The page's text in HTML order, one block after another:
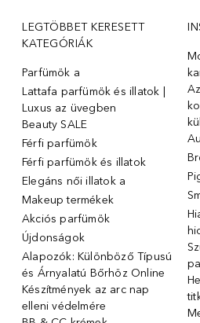
LEGTÖBBET KERESETT
KATEGÓRIÁK
Parfümök ️a
Lattafa parfümök és illatok |
Luxus az üvegben
Beauty SALE
Férfi parfümök
Férfi parfümök és illatok
Elegáns női illatok ️a
Makeup termékek
Akciós parfümök
Újdonságok
Alapozók: Különböző Típusú
és Árnyalatú Bőrhöz Online
Készítmények az arc nap
elleni védelmére